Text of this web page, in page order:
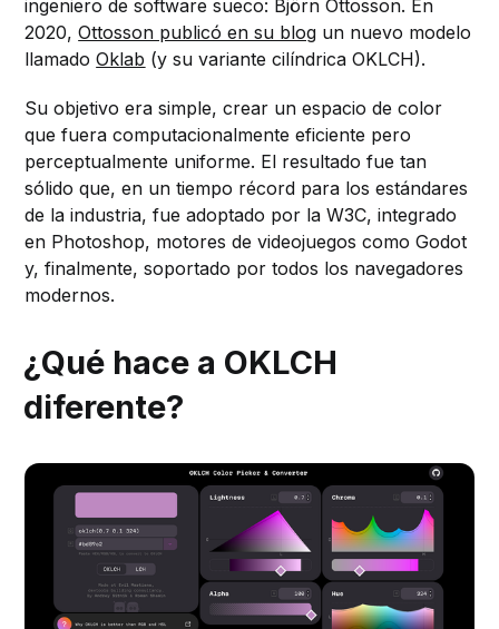
ingeniero de software sueco: Björn Ottosson. En
2020,Ottosson publicó en su blog un nuevo modelo
llamadoOklab (y su variante cilíndrica OKLCH).
Su objetivo era simple, crear un espacio de color
que fuera computacionalmente eficiente pero
perceptualmente uniforme. El resultado fue tan
sólido que, en un tiempo récord para los estándares
de la industria, fue adoptado por la W3C, integrado
en Photoshop, motores de videojuegos como Godot
y, finalmente, soportado por todos los navegadores
modernos.
¿Qué hace a OKLCH
diferente?